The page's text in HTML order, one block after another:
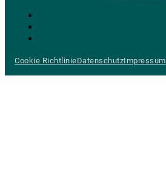
Cookie RichtlinieDatenschutzImpressum